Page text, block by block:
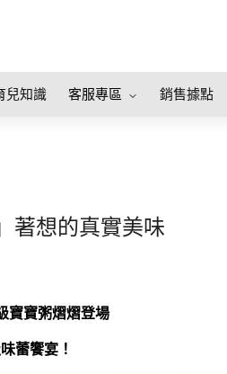
兒知識 客服專區 銷售據點
著想的真實美味
寶寶粥熠熠登場
蕾饗宴！